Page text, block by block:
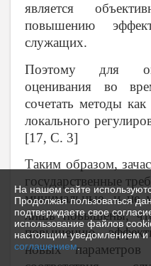
На нашем сайте
Продолжая пользоваться
подтверждаете свое
использование файлов
настоящим уведомлением и
соглашением.
является
повышению
служащих.
Поэтому для
оценивания во
сочетать методы как
локального
[17, С. 3]
Таким образом,
государственные
минимальные, и не
лишь повышены,
повышению
новых